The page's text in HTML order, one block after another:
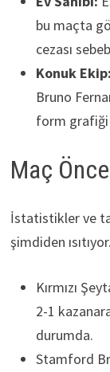
bu maçta
cezası
Konuk Ekip:
Bruno
form grafiği
Maç
İstatistikler ve
şimdiden
Kırmızı
2-1
durumda.
Stamford